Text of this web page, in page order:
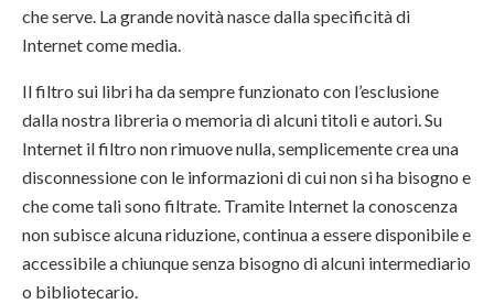
che serve. La grande novità nasce dalla specificità di
Internet come media.
Il filtro sui libri ha da sempre funzionato con l’esclusione
dalla nostra libreria o memoria di alcuni titoli e autori. Su
Internet il filtro non rimuove nulla, semplicemente crea una
disconnessione con le informazioni di cui non si ha bisogno e
che come tali sono filtrate. Tramite Internet la conoscenza
non subisce alcuna riduzione, continua a essere disponibile e
accessibile a chiunque senza bisogno di alcuni intermediario
o bibliotecario.